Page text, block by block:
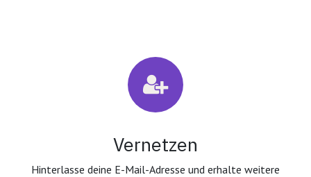
Vernetzen
Hinterlasse deine E-Mail-Adresse und erhalte weitere